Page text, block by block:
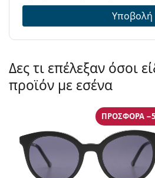
Υποβολή
Δες τι επέλεξαν όσοι
προϊόν με εσένα
ΠΡΟΣΦΟΡΆ